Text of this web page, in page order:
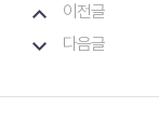
이전글
다음글